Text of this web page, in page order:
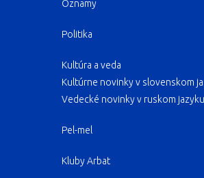
Oznamy
Politika
Kultúra a veda
Kultúrne novinky v slovenskom
Vedecké novinky v ruskom jazyku
Pel-mel
Kluby Arbat